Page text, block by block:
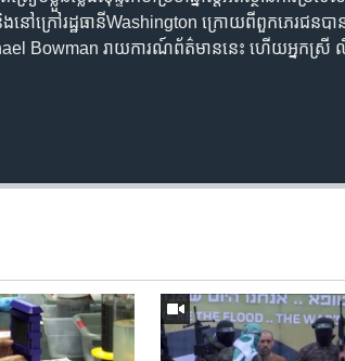
ង​នៅ​ក្រៅ​រដ្ឋធានី​Washington ក្រោយពី​ពួកភេរជន​ប
Bowman រាយការណ៍​ព័ត៌មាន​នេះ ហើយ​អ្នកស្រី